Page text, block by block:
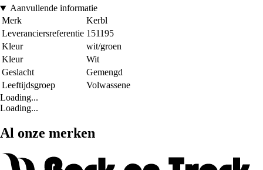
Aanvullende informatie
Merk
Kerbl
Leveranciersreferentie 151195
Kleur
wit/groen
Kleur
Wit
Geslacht
Gemengd
Leeftijdsgroep
Volwassene
Loading...
Loading...
Al onze merken